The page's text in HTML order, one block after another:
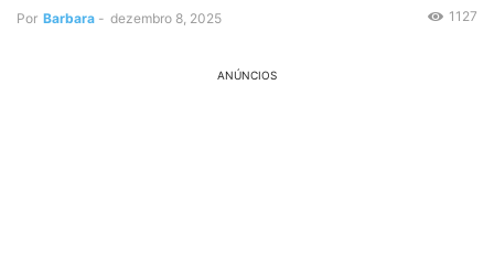
Por Barbara - dezembro 8, 2025 1127
ANÚNCIOS